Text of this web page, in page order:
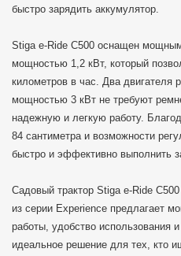
быстро зарядить аккумулятор.
Stiga e-Ride C500 оснащен
мощностью 1,2 кВт, который
километров в час. Два двигателя
мощностью 3 кВт не требуют
надежную и легкую работу.
84 сантиметра и возможности
быстро и эффективно выполнить
Садовый трактор Stiga e-Ride
из серии Experience предлагает
работы, удобство использования
идеальное решение для тех, кто